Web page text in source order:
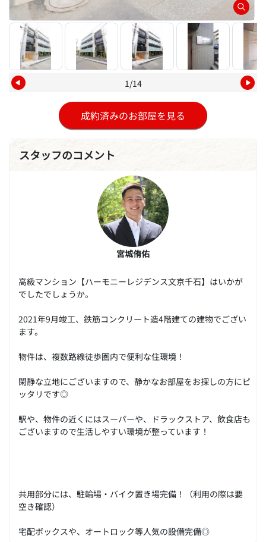
1/14
成約済みのお部屋を見る
スタッフのコメント
宮城侑佑
高級マンション【ハーモニーレジデンス文京千石】はいかが
でしたでしょうか。
2021年9月竣工、鉄筋コンクリート造4階建ての建物でござい
ます。
物件は、複数路線徒歩圏内で便利な住環境！
閑静な立地にございますので、静かなお部屋をお探しの方にピ
ッタリです◎
駅や、物件の近くにはスーパーや、ドラックストア、飲食店も
ございますので生活しやすい環境が整っています！
共用部分には、駐輪場・バイク置き場完備！（利用の際は要
空き確認）
宅配ボックスや、オートロック等人気の設備完備◎